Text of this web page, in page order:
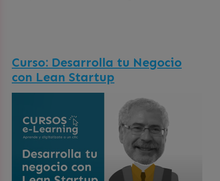
Curso: Desarrolla tu Negocio
con Lean Startup